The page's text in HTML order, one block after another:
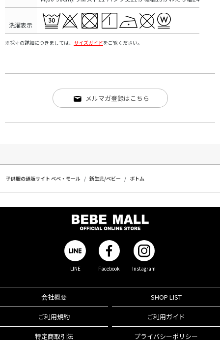
洗濯表示
※採寸の詳細につきましては、 サイズガイドをご覧ください。
メルマガ登録はこちら
子供服の通販サイト ベベ・モール 新生児/ベビー ボトム
LINE Facebook Instagram
会社概要 SHOP LIST
ご利用規約 ご利用ガイド
特定商取引法 プライバシーポリシー